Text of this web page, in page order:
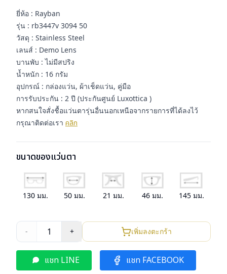
ยี่ห้อ : Rayban
รุ่น : rb3447v 3094 50
วัสดุ : Stainless Steel
เลนส์ : Demo Lens
บานพับ : ไม่มีสปริง
น้ำหนัก : 16 กรัม
อุปกรณ์ : กล่องแว่น, ผ้าเช็ดแว่น, คู่มือ
การรับประกัน : 2 ปี (ประกันศูนย์ Luxottica )
หากสนใจสั่งชื้อแว่นตารุ่นอื่นนอกเหนือจากรายการที่ได้ลงไว้
กรุณาติดต่อเรา คลิก
ขนาดของแว่นตา
130 มม. 50 มม. 21 มม. 46มม. 145มม.
- 1 + เพิ่มลงตะกร้า
แชท LINE แชท FACEBOOK